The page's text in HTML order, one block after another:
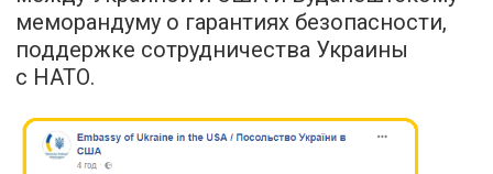
меморандуму о гарантиях безопасности,
поддержке сотрудничества Украины
с НАТО.